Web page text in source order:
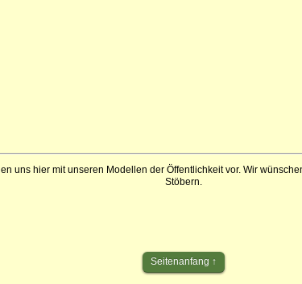
uns hier mit unseren Modellen der Öffentlichkeit vor. Wir
Stöbern.
Seitenanfang